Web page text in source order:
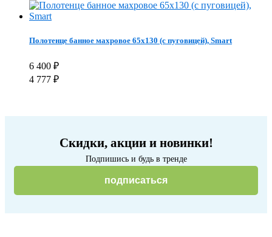
Полотенце банное махровое 65х130 (с пуговицей), Smart
6 400 ₽
4 777 ₽
Скидки, акции и новинки!
Подпишись и будь в тренде
подписаться